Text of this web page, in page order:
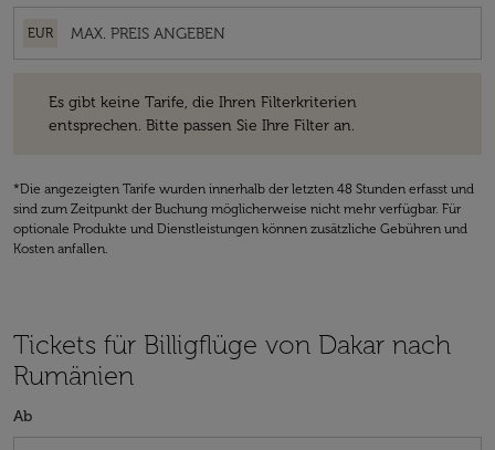
EUR
Es gibt keine Tarife, die Ihren Filterkriterien
entsprechen. Bitte passen Sie Ihre Filter an.
*Die angezeigten Tarife wurden innerhalb der letzten 48 Stunden erfasst und
sind zum Zeitpunkt der Buchung möglicherweise nicht mehr verfügbar. Für
optionale Produkte und Dienstleistungen können zusätzliche Gebühren und
Kosten anfallen.
Tickets für Billigflüge von Dakar nach
Rumänien
Ab